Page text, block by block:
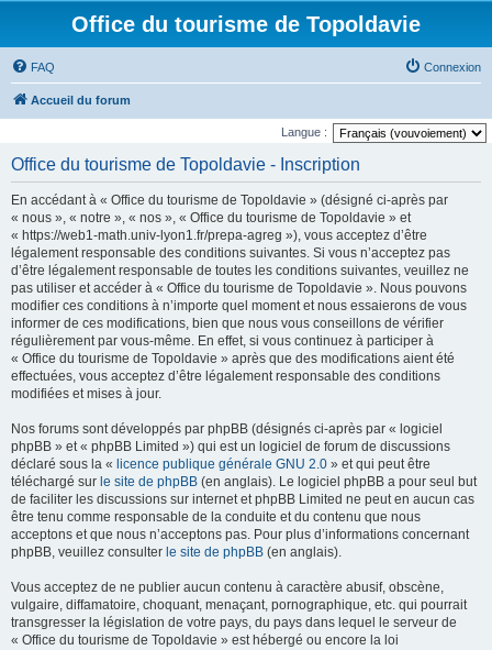
Office du tourisme de Topoldavie
FAQ Connexion
Accueil du forum
Langue :
Office du tourisme de Topoldavie - Inscription
En accédant à « Office du tourisme de Topoldavie » (désigné ci-après par
« nous », « notre », « nos », « Office du tourisme de Topoldavie » et
« https://web1-math.univ-lyon1.fr/prepa-agreg »), vous acceptez d’être
légalement responsable des conditions suivantes. Si vous n’acceptez pas
d’être légalement responsable de toutes les conditions suivantes, veuillez ne
pas utiliser et accéder à « Office du tourisme de Topoldavie ». Nous pouvons
modifier ces conditions à n’importe quel moment et nous essaierons de vous
informer de ces modifications, bien que nous vous conseillons de vérifier
régulièrement par vous-même. En effet, si vous continuez à participer à
« Office du tourisme de Topoldavie » après que des modifications aient été
effectuées, vous acceptez d’être légalement responsable des conditions
modifiées et mises à jour.
Nos forums sont développés par phpBB (désignés ci-après par « logiciel
phpBB » et « phpBB Limited ») qui est un logiciel de forum de discussions
déclaré sous la « licence publique générale GNU 2.0 » et qui peut être
téléchargé sur le site de phpBB (en anglais). Le logiciel phpBB a pour seul but
de faciliter les discussions sur internet et phpBB Limited ne peut en aucun cas
être tenu comme responsable de la conduite et du contenu que nous
acceptons et que nous n’acceptons pas. Pour plus d’informations concernant
phpBB, veuillez consulter le site de phpBB (en anglais).
Vous acceptez de ne publier aucun contenu à caractère abusif, obscène,
vulgaire, diffamatoire, choquant, menaçant, pornographique, etc. qui pourrait
transgresser la législation de votre pays, du pays dans lequel le serveur de
« Office du tourisme de Topoldavie » est hébergé ou encore la loi